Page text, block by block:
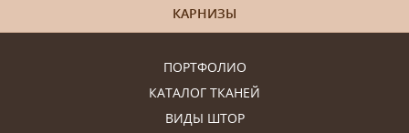
ПОРТФОЛИО
КАТАЛОГ ТКАНЕЙ
ВИДЫ ШТОР
КАРНИЗЫ